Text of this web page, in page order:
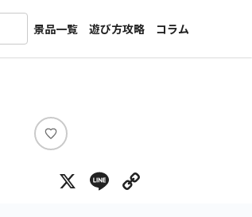
景品一覧
新着景品
メーカー一覧
遊び方攻略
コラム
インタビュー
い
ね
X Line